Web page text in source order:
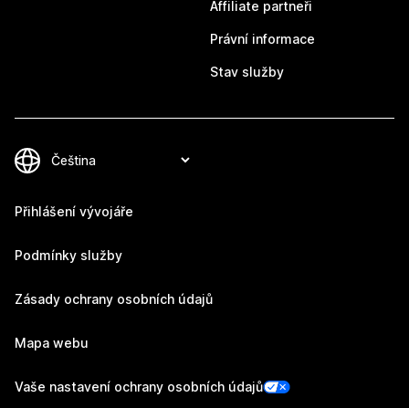
Affiliate partneři
Právní informace
Stav služby
Přihlášení vývojáře
Podmínky služby
Zásady ochrany osobních údajů
Mapa webu
Vaše nastavení ochrany osobních údajů